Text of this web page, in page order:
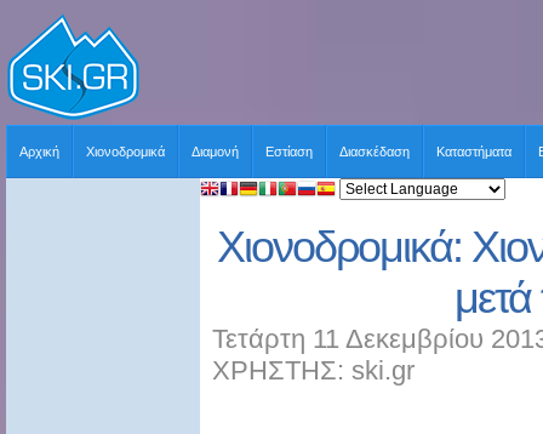
Αρχική Χιονοδρομικά Διαμονή Εστίαση Διασκέδαση Καταστήματα
Χιονοδρομικά:
Τετάρτη 11 Δεκεμβρίου
ΧΡΗΣΤΗΣ: ski.gr